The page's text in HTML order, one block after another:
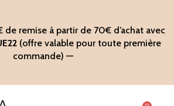
de remise à partir de 70€ d’achat avec
(offre valable pour toute première
commande) —